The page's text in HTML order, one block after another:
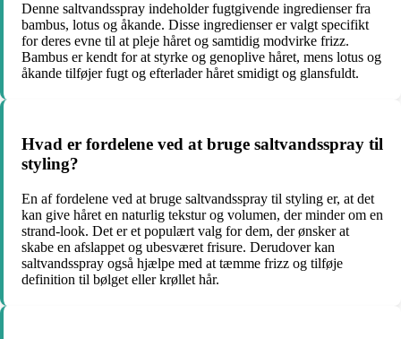
Denne saltvandsspray indeholder fugtgivende ingredienser fra
bambus, lotus og åkande. Disse ingredienser er valgt specifikt
for deres evne til at pleje håret og samtidig modvirke frizz.
Bambus er kendt for at styrke og genoplive håret, mens lotus og
åkande tilføjer fugt og efterlader håret smidigt og glansfuldt.
Hvad er fordelene ved at bruge saltvandsspray til
styling?
En af fordelene ved at bruge saltvandsspray til styling er, at det
kan give håret en naturlig tekstur og volumen, der minder om en
strand-look. Det er et populært valg for dem, der ønsker at
skabe en afslappet og ubesværet frisure. Derudover kan
saltvandsspray også hjælpe med at tæmme frizz og tilføje
definition til bølget eller krøllet hår.